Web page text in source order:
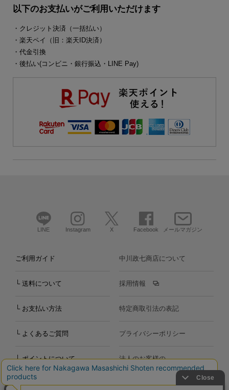
以下のお支払いがご利用いただけます
・クレジット決済（一括払い）
・楽天ペイ（旧：楽天ID決済）
・代金引換
・後払い(コンビニ・銀行振込・LINE Pay)
LINE Instagram X Facebook メールマガジン
ご利用ガイド
└ 送料について
└ お支払い方法
└ よくあるご質問
└ ポイントについて
個人のお客様の
中川政七商店について
採用情報
特定商取引法の表記
プライバシーポリシー
法人のお客様の
お問い合わせ